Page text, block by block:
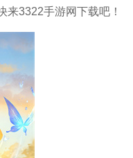
3322手游网下载吧！